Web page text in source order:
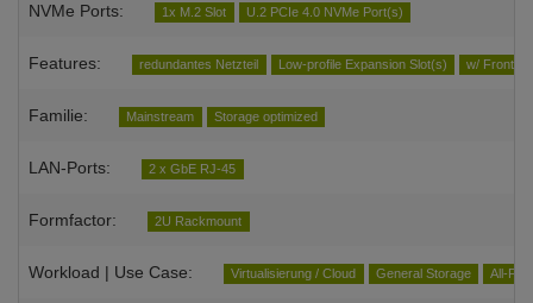
NVMe Ports: 1x M.2 Slot U.2 PCIe 4.0 NVMe Port(s)
Features: redundantes Netzteil Low-profile Expansion Slot(s) w/ Front
Familie: Mainstream Storage optimized
LAN-Ports: 2 x GbE RJ-45
Formfactor: 2U Rackmount
Workload | Use Case: Virtualisierung / Cloud General Storage All-